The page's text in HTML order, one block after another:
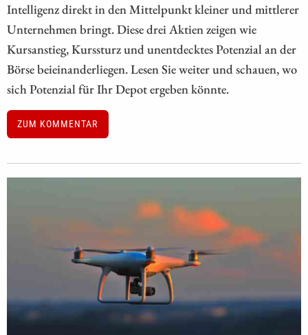
Intelligenz direkt in den Mittelpunkt kleiner und mittlerer
Unternehmen bringt. Diese drei Aktien zeigen wie
Kursanstieg, Kurssturz und unentdecktes Potenzial an der
Börse beieinanderliegen. Lesen Sie weiter und schauen, wo
sich Potenzial für Ihr Depot ergeben könnte.
ZUM KOMMENTAR